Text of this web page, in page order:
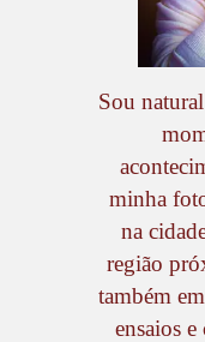
Sou
minha
na
região
também
ensaios